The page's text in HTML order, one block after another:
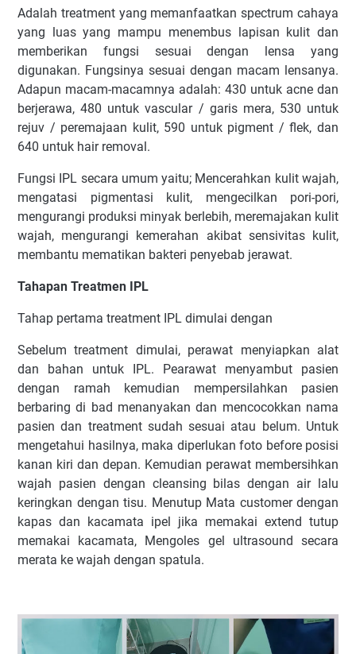
Adalah treatment yang memanfaatkan spectrum cahaya
yang luas yang mampu menembus lapisan kulit dan
memberikan fungsi sesuai dengan lensa yang
digunakan. Fungsinya sesuai dengan macam lensanya.
Adapun macam-macamnya adalah: 430 untuk acne dan
berjerawa, 480 untuk vascular / garis mera, 530 untuk
rejuv / peremajaan kulit, 590 untuk pigment / flek, dan
640 untuk hair removal.
Fungsi IPL secara umum yaitu; Mencerahkan kulit wajah,
mengatasi pigmentasi kulit, mengecilkan pori-pori,
mengurangi produksi minyak berlebih, meremajakan kulit
wajah, mengurangi kemerahan akibat sensivitas kulit,
membantu mematikan bakteri penyebab jerawat.
Tahapan Treatmen IPL
Tahap pertama treatment IPL dimulai dengan
Sebelum treatment dimulai, perawat menyiapkan alat
dan bahan untuk IPL. Pearawat menyambut pasien
dengan ramah kemudian mempersilahkan pasien
berbaring di bad menanyakan dan mencocokkan nama
pasien dan treatment sudah sesuai atau belum. Untuk
mengetahui hasilnya, maka diperlukan foto before posisi
kanan kiri dan depan. Kemudian perawat membersihkan
wajah pasien dengan cleansing bilas dengan air lalu
keringkan dengan tisu. Menutup Mata customer dengan
kapas dan kacamata ipel jika memakai extend tutup
memakai kacamata, Mengoles gel ultrasound secara
merata ke wajah dengan spatula.